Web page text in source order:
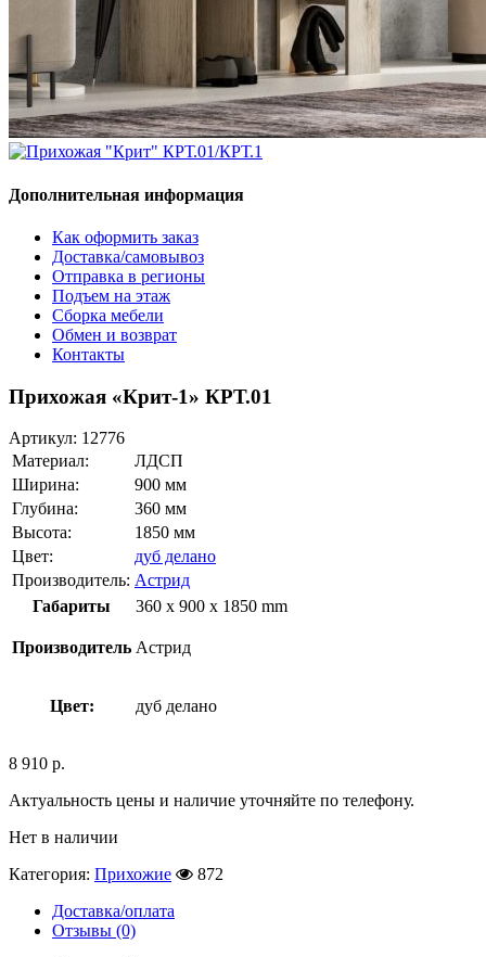
Дополнительная информация
Как оформить заказ
Доставка/самовывоз
Отправка в регионы
Подъем на этаж
Сборка мебели
Обмен и возврат
Контакты
Прихожая «Крит-1» КРТ.01
Артикул: 12776
Материал:
ЛДСП
Ширина:
900 мм
Глубина:
360 мм
Высота:
1850 мм
Цвет:
дуб делано
Производитель: Астрид
Габариты
360 x 900 x 1850 mm
Производитель Астрид
Цвет: дуб делано
8 910 р.
Актуальность цены и наличие уточняйте по телефону.
Нет в наличии
Категория: Прихожие
872
Доставка/оплата
Отзывы (0)